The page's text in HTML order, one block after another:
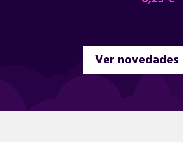
Ver novedades